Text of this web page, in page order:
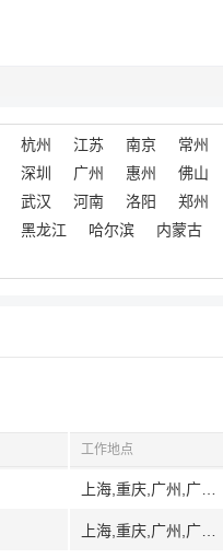
杭州 江苏 南京 常州
深圳 广州 惠州 佛山
武汉 河南 洛阳 郑州
黑龙江 哈尔滨 内蒙古
工作地点